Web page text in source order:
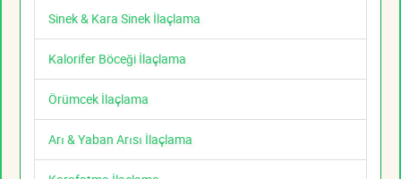
Sinek & Kara Sinek İlaçlama
Kalorifer Böceği İlaçlama
Örümcek İlaçlama
Arı & Yaban Arısı İlaçlama